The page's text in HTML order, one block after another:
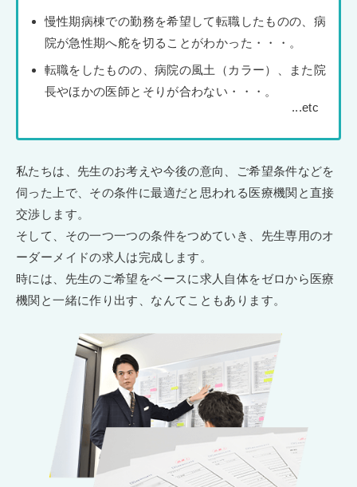
慢性期病棟での勤務を希望して転職したものの、病
院が急性期へ舵を切ることがわかった・・・。
転職をしたものの、病院の風土（カラー）、また院
長やほかの医師とそりが合わない・・・。
私たちは、先生のお考えや今後の意向、ご希望条件などを
伺った上で、その条件に最適だと思われる医療機関と直接
交渉します。
そして、その一つ一つの条件をつめていき、先生専用のオ
ーダーメイドの求人は完成します。
時には、先生のご希望をベースに求人自体をゼロから医療
機関と一緒に作り出す、なんてこともあります。